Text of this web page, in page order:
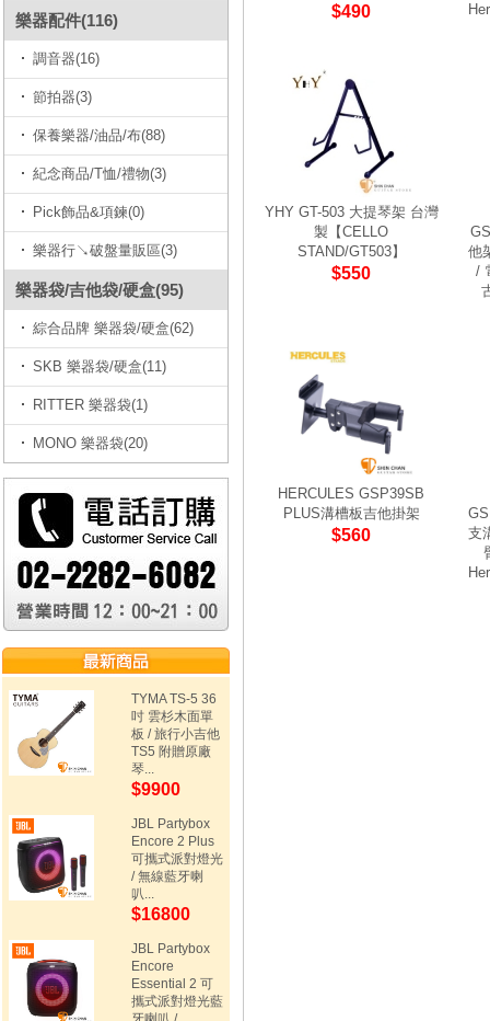
樂器配件(116)
調音器(16)
節拍器(3)
保養樂器/油品/布(88)
紀念商品/T恤/禮物(3)
Pick飾品&項鍊(0)
樂器行↘破盤量販區(3)
樂器袋/吉他袋/硬盒(95)
綜合品牌 樂器袋/硬盒(62)
SKB 樂器袋/硬盒(11)
RITTER 樂器袋(1)
MONO 樂器袋(20)
TYMA TS-5 36
吋 雲杉木面單
板 / 旅行小吉他
TS5 附贈原廠
琴...
$9900
JBL Partybox
Encore 2 Plus
可攜式派對燈光
/ 無線藍牙喇
叭...
$16800
JBL Partybox
Encore
Essential 2 可
攜式派對燈光藍
$490
YHY GT-503 大提琴架 台灣
製【CELLO
STAND/GT503】
$550
他
/
HERCULES GSP39SB
PLUS溝槽板吉他掛架
$560
支